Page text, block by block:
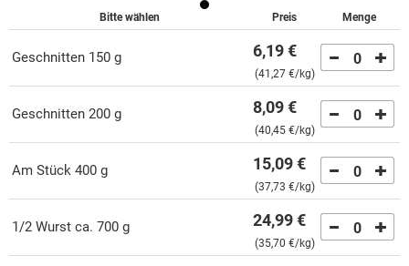
Bitte wählen Preis Menge
geschnitten 150 g 6,19 €
(41,27 €/kg)
0
geschnitten 200 g 8,09 €
(40,45 €/kg)
0
am Stück 400 g 15,09 €
(37,73 €/kg)
0
1/2 Wurst ca. 700 g 24,99 €
(35,70 €/kg)
0